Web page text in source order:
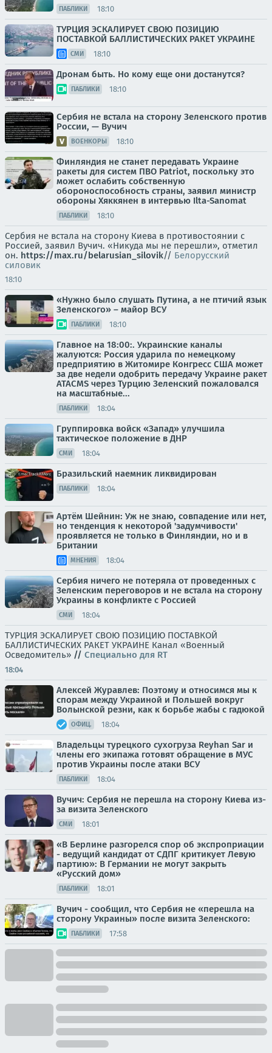
ПАБЛИКИ 18:10
ТУРЦИЯ ЭСКАЛИРУЕТ СВОЮ ПОЗИЦИЮ
ПОСТАВКОЙ БАЛЛИСТИЧЕСКИХ РАКЕТ УКРАИНЕ
СМИ 18:10
Дронам быть. Но кому еще они достанутся?
ПАБЛИКИ 18:10
Cербия не встала на сторону Зеленского против
России, — Вучич
ВОЕНКОРЫ 18:10
Финляндия не станет передавать Украине
ракеты для систем ПВО Patriot, поскольку это
может ослабить собственную
обороноспособность страны, заявил министр
обороны Хяккянен в интервью Ilta-Sanomat
ПАБЛИКИ 18:10
Сербия не встала на сторону Киева в противостоянии с
Россией, заявил Вучич. «Никуда мы не перешли», отметил
он. https://max.ru/belarusian_silovik// Белорусский
силовик
18:10
«Нужно было слушать Путина, а не птичий язык
Зеленского» – майор ВСУ
ПАБЛИКИ 18:10
Главное на 18:00:. Украинские каналы
жалуются: Россия ударила по немецкому
предприятию в Житомире Конгресс США может
за две недели одобрить передачу Украине ракет
ATACMS через Турцию Зеленский пожаловался
на масштабные...
ПАБЛИКИ 18:04
Группировка войск «Запад» улучшила
тактическое положение в ДНР
СМИ 18:04
Бразильский наемник ликвидирован
ПАБЛИКИ 18:04
Артём Шейнин: Уж не знаю, совпадение или нет,
но тенденция к некоторой 'задумчивости'
проявляется не только в Финляндии, но и в
Британии
МНЕНИЯ 18:04
Сербия ничего не потеряла от проведенных с
Зеленским переговоров и не встала на сторону
Украины в конфликте с Россией
СМИ 18:04
ТУРЦИЯ ЭСКАЛИРУЕТ СВОЮ ПОЗИЦИЮ ПОСТАВКОЙ
БАЛЛИСТИЧЕСКИХ РАКЕТ УКРАИНЕ Канал «Военный
Осведомитель» // Специально для RT
18:04
Алексей Журавлев: Поэтому и относимся мы к
спорам между Украиной и Польшей вокруг
Волынской резни, как к борьбе жабы с гадюкой
ОФИЦ. 18:04
Владельцы турецкого сухогруза Reyhan Sar и
члены его экипажа готовят обращение в МУС
против Украины после атаки ВСУ
ПАБЛИКИ 18:04
Вучич: Сербия не перешла на сторону Киева из-
за визита Зеленского
СМИ 18:01
«В Берлине разгорелся спор об экспроприации
- ведущий кандидат от СДПГ критикует Левую
партию»: В Германии не могут закрыть
«Русский дом»
ПАБЛИКИ 18:01
Вучич - сообщил, что Сербия не «перешла на
сторону Украины» после визита Зеленского:
ПАБЛИКИ 17:58